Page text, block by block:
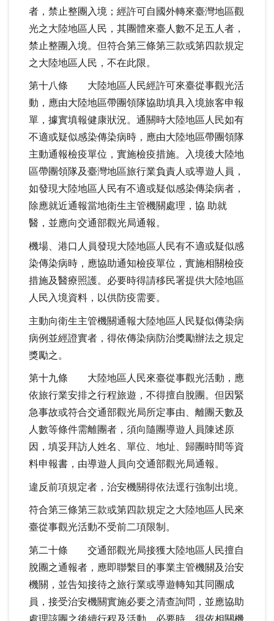
者，禁止整團入境；經許可自國外轉來臺灣地區觀
光之大陸地區人民，其團體來臺人數不足五人者，
禁止整團入境。但符合第三條第三款或第四款規定
之大陸地區人民，不在此限。
第十八條 大陸地區人民經許可來臺從事觀光活
動，應由大陸地區帶團領隊協助填具入境旅客申報
單，據實填報健康狀況。通關時大陸地區人民如有
不適或疑似感染傳染病時，應由大陸地區帶團領隊
主動通報檢疫單位，實施檢疫措施。入境後大陸地
區帶團領隊及臺灣地區旅行業負責人或導遊人員，
如發現大陸地區人民有不適或疑似感染傳染病者，
除應就近通報當地衛生主管機關處理，協 助就
醫，並應向交通部觀光局通報。
機場、港口人員發現大陸地區人民有不適或疑似感
染傳染病時，應協助通知檢疫單位，實施相關檢疫
措施及醫療照護。必要時得請移民署提供大陸地區
人民入境資料，以供防疫需要。
主動向衛生主管機關通報大陸地區人民疑似傳染病
病例並經證實者，得依傳染病防治獎勵辦法之規定
獎勵之。
第十九條 大陸地區人民來臺從事觀光活動，應
依旅行業安排之行程旅遊，不得擅自脫團。但因緊
急事故或符合交通部觀光局所定事由、離團天數及
人數等條件需離團者，須向隨團導遊人員陳述原
因，填妥拜訪人姓名、單位、地址、歸團時間等資
料申報書，由導遊人員向交通部觀光局通報。
違反前項規定者，治安機關得依法逕行強制出境。
符合第三條第三款或第四款規定之大陸地區人民來
臺從事觀光活動不受前二項限制。
第二十條 交通部觀光局接獲大陸地區人民擅自
脫團之通報者，應即聯繫目的事業主管機關及治安
機關，並告知接待之旅行業或導遊轉知其同團成
員，接受治安機關實施必要之清查詢問，並應協助